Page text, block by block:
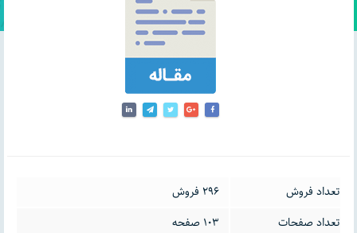
تعداد فروش
296 فروش
تعداد صفحات
103 صفحه